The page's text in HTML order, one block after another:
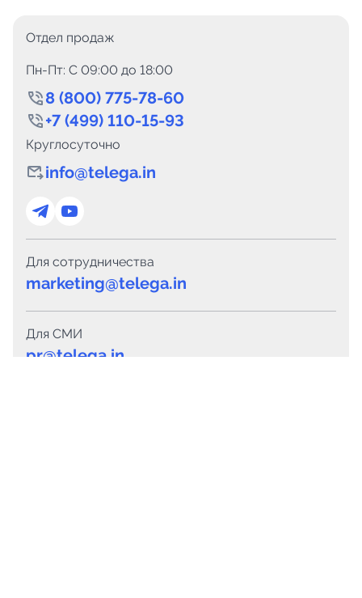
Отдел продаж
Пн-Пт: C 09:00 до 18:00
8 (800) 775-78-60
+7 (499) 110-15-93
Круглосуточно
info@telega.in
Для сотрудничества
marketing@telega.in
Для СМИ
pr@telega.in